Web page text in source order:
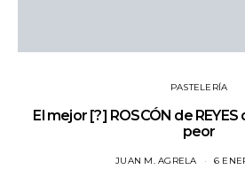
PASTELERÍA
El mejor [?] ROSCÓN de
peor
JUAN M. AGRELA 6